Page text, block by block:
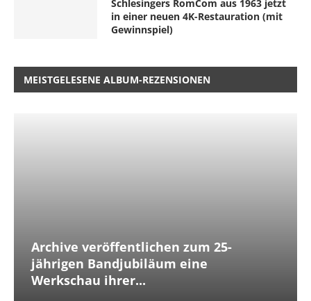
Schlesingers RomCom aus 1963 jetzt
in einer neuen 4K-Restauration (mit
Gewinnspiel)
MEISTGELESENE ALBUM-REZENSIONEN
Archive veröffentlichen zum 25-
jährigen Bandjubiläum eine
Werkschau ihrer...